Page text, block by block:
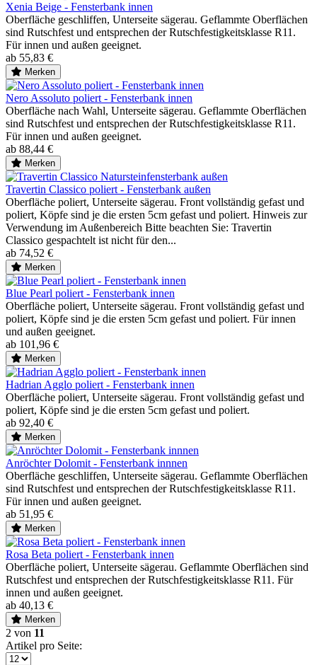
Xenia Beige - Fensterbank innen
Oberfläche geschliffen, Unterseite sägerau. Geflammte Oberflächen
sind Rutschfest und entsprechen der Rutschfestigkeitsklasse R11.
Für innen und außen geeignet.
ab 55,83 €
Merken
Nero Assoluto poliert - Fensterbank innen
Oberfläche nach Wahl, Unterseite sägerau. Geflammte Oberflächen
sind Rutschfest und entsprechen der Rutschfestigkeitsklasse R11.
Für innen und außen geeignet.
ab 88,44 €
Merken
Travertin Classico poliert - Fensterbank außen
Oberfläche poliert, Unterseite sägerau. Front vollständig gefast und
poliert, Köpfe sind je die ersten 5cm gefast und poliert. Hinweis zur
Verwendung im Außenbereich Bitte beachten Sie: Travertin
Classico gespachtelt ist nicht für den...
ab 74,52 €
Merken
Blue Pearl poliert - Fensterbank innen
Oberfläche poliert, Unterseite sägerau. Front vollständig gefast und
poliert, Köpfe sind je die ersten 5cm gefast und poliert. Für innen
und außen geeignet.
ab 101,96 €
Merken
Hadrian Agglo poliert - Fensterbank innen
Oberfläche poliert, Unterseite sägerau. Front vollständig gefast und
poliert, Köpfe sind je die ersten 5cm gefast und poliert.
ab 92,40 €
Merken
Anröchter Dolomit - Fensterbank innnen
Oberfläche geschliffen, Unterseite sägerau. Geflammte Oberflächen
sind Rutschfest und entsprechen der Rutschfestigkeitsklasse R11.
Für innen und außen geeignet.
ab 51,95 €
Merken
Rosa Beta poliert - Fensterbank innen
Oberfläche poliert, Unterseite sägerau. Geflammte Oberflächen sind
Rutschfest und entsprechen der Rutschfestigkeitsklasse R11. Für
innen und außen geeignet.
ab 40,13 €
Merken
2 von 11
Artikel pro Seite: